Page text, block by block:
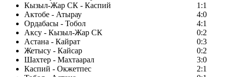
Кызыл-Жар СК - Каспий
1:1
Актобе - Атырау
4:0
Ордабасы - Тобол
4:1
Аксу - Кызыл-Жар СК
0:2
Астана - Кайрат
0:3
Жетысу - Кайсар
0:2
Шахтер - Махтаарал
3:0
Каспий - Окжетпес
2:1